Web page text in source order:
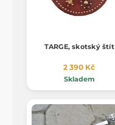
TARGE, skotský štít
2 390 Kč
Skladem